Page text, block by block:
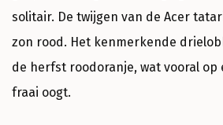
solitair. De twijgen van de Acer
zon rood. Het kenmerkende
de herfst roodoranje, wat vooral op
fraai oogt.